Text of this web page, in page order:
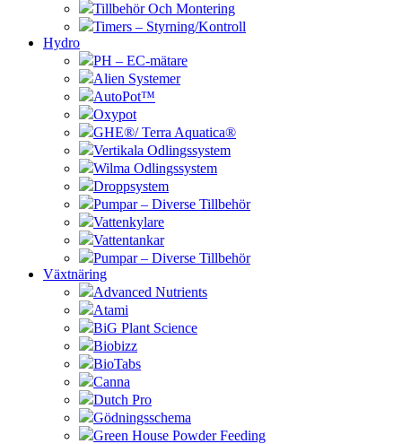
Tillbehör Och Montering
Timers – Styrning/Kontroll
Hydro
PH – EC-mätare
Alien Systemer
AutoPot™
Oxypot
GHE®/ Terra Aquatica®
Vertikala Odlingssystem
Wilma Odlingssystem
Droppsystem
Pumpar – Diverse Tillbehör
Vattenkylare
Vattentankar
Pumpar – Diverse Tillbehör
Växtnäring
Advanced Nutrients
Atami
BiG Plant Science
Biobizz
BioTabs
Canna
Dutch Pro
Gödningsschema
Green House Powder Feeding